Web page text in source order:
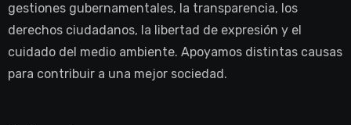
gestiones gubernamentales, la transparencia, los
derechos ciudadanos, la libertad de expresión y el
cuidado del medio ambiente. Apoyamos distintas causas
para contribuir a una mejor sociedad.